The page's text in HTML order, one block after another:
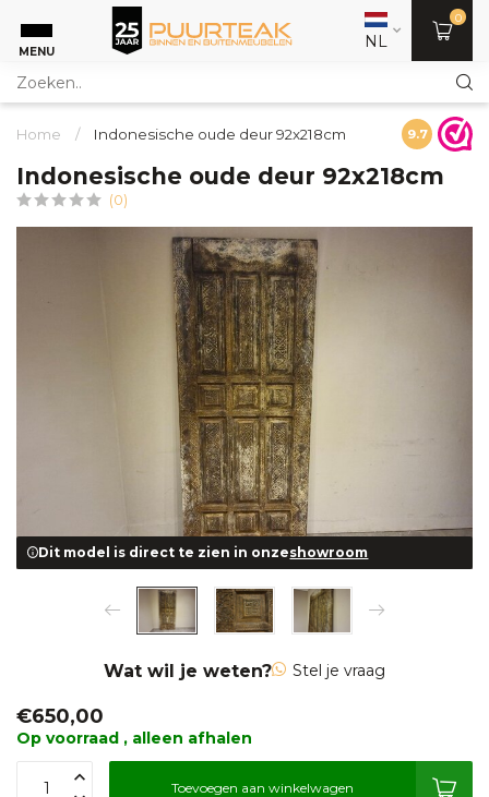
MENU NL
0
Home / Indonesische oude deur 92x218cm 9.7
Indonesische oude deur 92x218cm
(0)
Dit model is direct te zien in onzeshowroom
Wat wil je weten? Stel je vraag
€650,00
Op voorraad , alleen afhalen
Toevoegen aan winkelwagen